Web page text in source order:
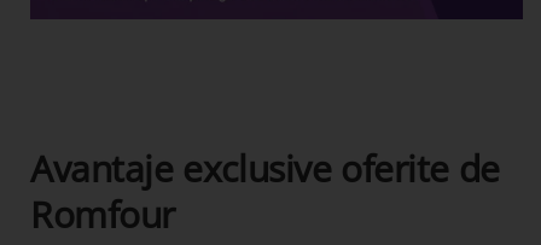
Avantaje exclusive oferite de
Romfour